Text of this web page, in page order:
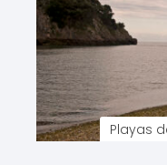
Playas